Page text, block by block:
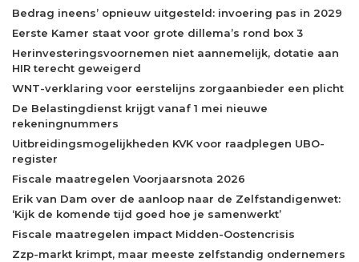
Bedrag ineens’ opnieuw uitgesteld: invoering pas in 2029
Eerste Kamer staat voor grote dillema’s rond box 3
Herinvesteringsvoornemen niet aannemelijk, dotatie aan
HIR terecht geweigerd
WNT-verklaring voor eerstelijns zorgaanbieder een plicht
De Belastingdienst krijgt vanaf 1 mei nieuwe
rekeningnummers
Uitbreidingsmogelijkheden KVK voor raadplegen UBO-
register
Fiscale maatregelen Voorjaarsnota 2026
Erik van Dam over de aanloop naar de Zelfstandigenwet:
‘Kijk de komende tijd goed hoe je samenwerkt’
Fiscale maatregelen impact Midden-Oostencrisis
Zzp-markt krimpt, maar meeste zelfstandig ondernemers